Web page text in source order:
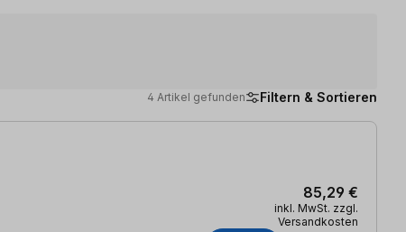
4 Artikel gefunden Filtern & Sortieren
85,29 €
inkl. MwSt. zzgl.
Versandkosten